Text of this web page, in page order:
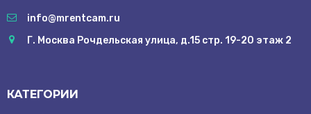
info@mrentcam.ru
Г. Москва Рочдельская улица, д.15 стр. 19-20 этаж 2
КАТЕГОРИИ